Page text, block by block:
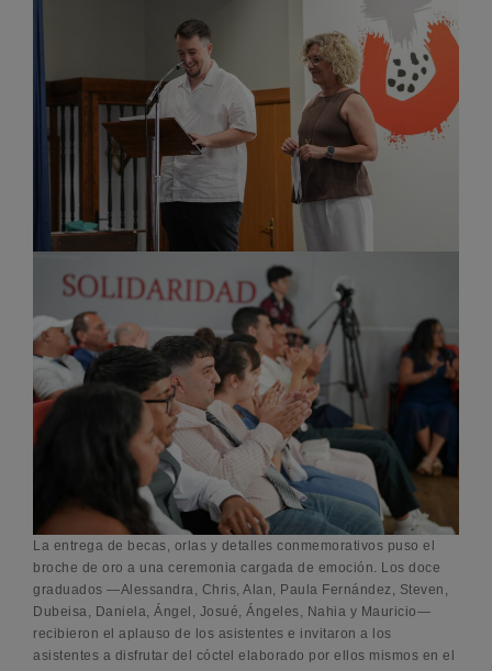
La entrega de becas, orlas y detalles conmemorativos puso el
broche de oro a una ceremonia cargada de emoción. Los doce
graduados —Alessandra, Chris, Alan, Paula Fernández, Steven,
Dubeisa, Daniela, Ángel, Josué, Ángeles, Nahia y Mauricio—
recibieron el aplauso de los asistentes e invitaron a los
asistentes a disfrutar del cóctel elaborado por ellos mismos en el